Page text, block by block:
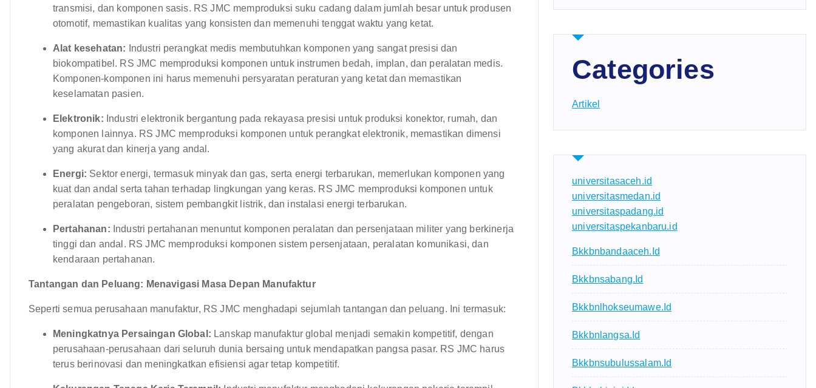
transmisi, dan komponen sasis. RS JMC memproduksi suku cadang dalam jumlah besar untuk produsen
otomotif, memastikan kualitas yang konsisten dan memenuhi tenggat waktu yang ketat.
Alat kesehatan: Industri perangkat medis membutuhkan komponen yang sangat presisi dan
biokompatibel. RS JMC memproduksi komponen untuk instrumen bedah, implan, dan peralatan medis.
Komponen-komponen ini harus memenuhi persyaratan peraturan yang ketat dan memastikan
keselamatan pasien.
Elektronik: Industri elektronik bergantung pada rekayasa presisi untuk produksi konektor, rumah, dan
komponen lainnya. RS JMC memproduksi komponen untuk perangkat elektronik, memastikan dimensi
yang akurat dan kinerja yang andal.
Energi: Sektor energi, termasuk minyak dan gas, serta energi terbarukan, memerlukan komponen yang
kuat dan andal serta tahan terhadap lingkungan yang keras. RS JMC memproduksi komponen untuk
peralatan pengeboran, sistem pembangkit listrik, dan instalasi energi terbarukan.
Pertahanan: Industri pertahanan menuntut komponen peralatan dan persenjataan militer yang berkinerja
tinggi dan andal. RS JMC memproduksi komponen sistem persenjataan, peralatan komunikasi, dan
kendaraan pertahanan.
Tantangan dan Peluang: Menavigasi Masa Depan Manufaktur
Seperti semua perusahaan manufaktur, RS JMC menghadapi sejumlah tantangan dan peluang. Ini termasuk:
Meningkatnya Persaingan Global: Lanskap manufaktur global menjadi semakin kompetitif, dengan
perusahaan-perusahaan dari seluruh dunia bersaing untuk mendapatkan pangsa pasar. RS JMC harus
terus berinovasi dan meningkatkan efisiensi agar tetap kompetitif.
Categories
Artikel
universitasaceh.id
universitasmedan.id
universitaspadang.id
universitaspekanbaru.id
Bkkbnbandaaceh.id
Bkkbnsabang.id
Bkkbnlhokseumawe.id
Bkkbnlangsa.id
Bkkbnsubulussalam.id